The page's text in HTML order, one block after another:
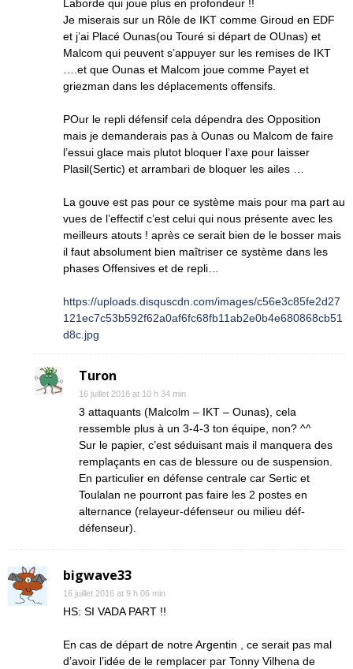
Laborde qui joue plus en profondeur !!
Je miserais sur un Rôle de IKT comme Giroud en EDF
et j’ai Placé Ounas(ou Touré si départ de OUnas) et
Malcom qui peuvent s’appuyer sur les remises de IKT
….et que Ounas et Malcom joue comme Payet et
griezman dans les déplacements offensifs.
POur le repli défensif cela dépendra des Opposition
mais je demanderais pas à Ounas ou Malcom de faire
l’essui glace mais plutot bloquer l’axe pour laisser
Plasil(Sertic) et arrambari de bloquer les ailes …
La gouve est pas pour ce système mais pour ma part au
vues de l’effectif c’est celui qui nous présente avec les
meilleurs atouts ! après ce serait bien de le bosser mais
il faut absolument bien maîtriser ce système dans les
phases Offensives et de repli…
https://uploads.disquscdn.com/images/c56e3c85fe2d27
121ec7c53b592f62a0af6fc68fb11ab2e0b4e680868cb51
d8c.jpg
Turon
16 juillet 2016 at 10 h 34 min
3 attaquants (Malcolm – IKT – Ounas), cela
ressemble plus à un 3-4-3 ton équipe, non? ^^
Sur le papier, c’est séduisant mais il manquera des
remplaçants en cas de blessure ou de suspension.
En particulier en défense centrale car Sertic et
Toulalan ne pourront pas faire les 2 postes en
alternance (relayeur-défenseur ou milieu déf-
défenseur).
bigwave33
16 juillet 2016 at 9 h 06 min
HS: SI VADA PART !!
En cas de départ de notre Argentin , ce serait pas mal
d’avoir l’idée de le remplacer par Tonny Vilhena de